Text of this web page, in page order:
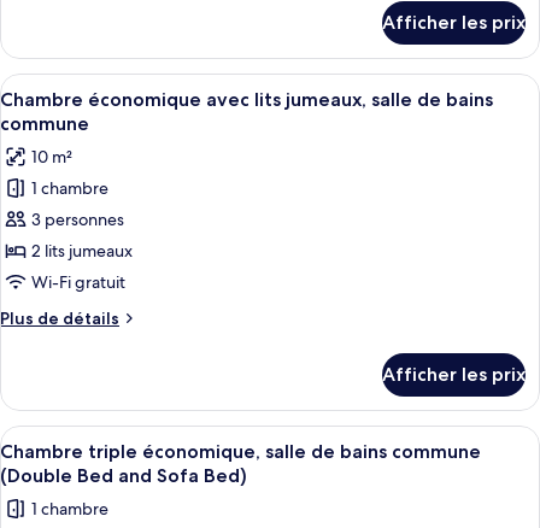
avec
lits
jumeaux,
salle
de
bain
privée
Chambre
Standard
avec
lits
salle
de
bain
privée
Afficher les prix
Afficher
toutes
les
photos
pour
ce
type
de
chambre :
Chambre
avec
lits
jumeaux,
salle
de
Une chambre d’hôtel avec un
7
Chambre économique avec lits jumeaux, salle de bains
commune
10 m²
1 chambre
3 personnes
2 lits jumeaux
Wi-Fi gratuit
Plus de détails
Plus
Chambre
économique
avec
lits
jumeaux,
salle
Afficher les prix
Afficher
toutes
les
photos
Une chambre d’hôtel avec deux lits
8
Chambre triple économique, salle de bains commune
(Double Bed and Sofa Bed)
1 chambre